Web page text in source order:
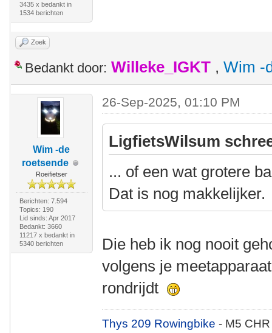
3435 x bedankt in
1534 berichten
Zoek
Bedankt door: Willeke_IGKT , Wim -
Wim -de
roetsende
Roeifietser
Berichten: 7.594
Topics: 190
Lid sinds: Apr 2017
Bedankt: 3660
11217 x bedankt in
5340 berichten
26-Sep-2025, 01:10 PM
LigfietsWilsum
... of een wat grotere
Dat is nog makkelijker.
Die heb ik nog nooit
volgens je
rondrijdt
Thys 209 Rowingbike- M5